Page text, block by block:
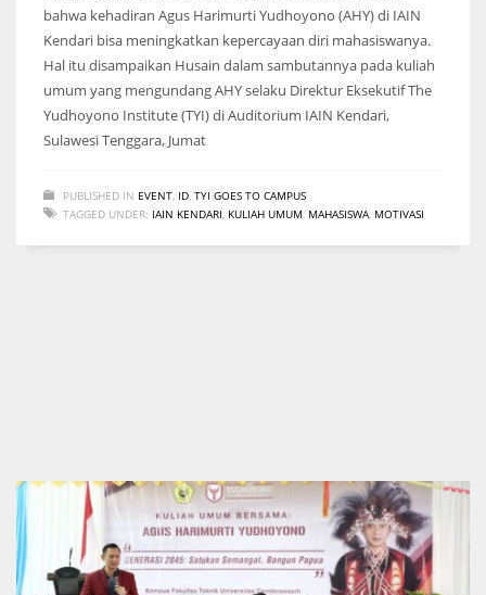
bahwa kehadiran Agus Harimurti Yudhoyono (AHY) di IAIN
Kendari bisa meningkatkan kepercayaan diri mahasiswanya.
Hal itu disampaikan Husain dalam sambutannya pada kuliah
umum yang mengundang AHY selaku Direktur Eksekutif The
Yudhoyono Institute (TYI) di Auditorium IAIN Kendari,
Sulawesi Tenggara, Jumat
PUBLISHED IN EVENT ID TYI GOES TO CAMPUS
TAGGED UNDER: IAIN KENDARI KULIAH UMUM MAHASISWA MOTIVASI